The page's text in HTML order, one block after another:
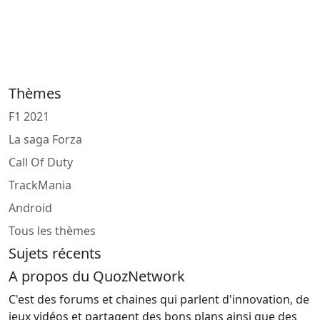
Thèmes
F1 2021
La saga Forza
Call Of Duty
TrackMania
Android
Tous les thèmes
Sujets récents
A propos du QuozNetwork
C'est des forums et chaines qui parlent d'innovation, de
jeux vidéos et partagent des bons plans ainsi que des